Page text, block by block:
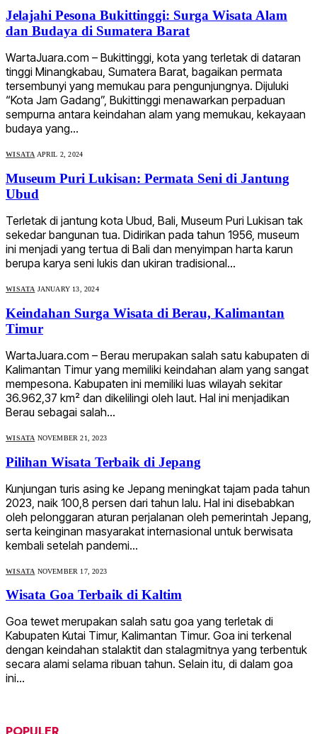
Jelajahi Pesona Bukittinggi: Surga Wisata Alam
dan Budaya di Sumatera Barat
WartaJuara.com – Bukittinggi, kota yang terletak di dataran
tinggi Minangkabau, Sumatera Barat, bagaikan permata
tersembunyi yang memukau para pengunjungnya. Dijuluki
“Kota Jam Gadang”, Bukittinggi menawarkan perpaduan
sempurna antara keindahan alam yang memukau, kekayaan
budaya yang…
WISATA APRIL 2, 2024
Museum Puri Lukisan: Permata Seni di Jantung
Ubud
Terletak di jantung kota Ubud, Bali, Museum Puri Lukisan tak
sekedar bangunan tua. Didirikan pada tahun 1956, museum
ini menjadi yang tertua di Bali dan menyimpan harta karun
berupa karya seni lukis dan ukiran tradisional…
WISATA JANUARY 13, 2024
Keindahan Surga Wisata di Berau, Kalimantan
Timur
WartaJuara.com – Berau merupakan salah satu kabupaten di
Kalimantan Timur yang memiliki keindahan alam yang sangat
mempesona. Kabupaten ini memiliki luas wilayah sekitar
36.962,37 km² dan dikelilingi oleh laut. Hal ini menjadikan
Berau sebagai salah…
WISATA NOVEMBER 21, 2023
Pilihan Wisata Terbaik di Jepang
Kunjungan turis asing ke Jepang meningkat tajam pada tahun
2023, naik 100,8 persen dari tahun lalu. Hal ini disebabkan
oleh pelonggaran aturan perjalanan oleh pemerintah Jepang,
serta keinginan masyarakat internasional untuk berwisata
kembali setelah pandemi…
WISATA NOVEMBER 17, 2023
Wisata Goa Terbaik di Kaltim
Goa tewet merupakan salah satu goa yang terletak di
Kabupaten Kutai Timur, Kalimantan Timur. Goa ini terkenal
dengan keindahan stalaktit dan stalagmitnya yang terbentuk
secara alami selama ribuan tahun. Selain itu, di dalam goa
ini…